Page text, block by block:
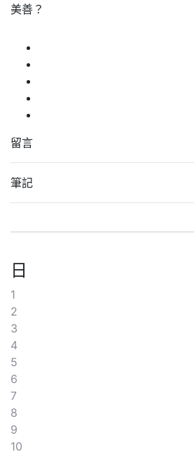
美善？
留言
筆記
日
1
2
3
4
5
6
7
8
9
10